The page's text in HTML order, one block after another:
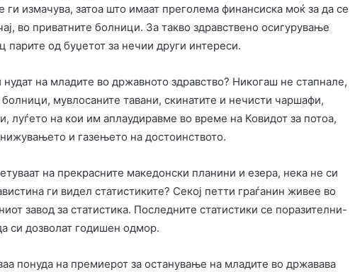
измачува, затоа што имаат преголема финансиска моќ за да се
во приватните болници. За такво здравствено осигурување
парите од буџетот за нечии други интереси.
на младите во државното здравство? Никогаш не стапнале,
мувлосаните тавани, скинатите и нечисти чаршафи,
луѓето на кои им аплаудиравме во време на Ковидот за потоа,
и газењето на достоинството.
на прекрасните македонски планини и езера, нека не си
ги видел статистиките? Секој петти граѓанин живее во
завод за статистика. Последните статистики се поразителни-
си дозволат годишен одмор.
понуда на премиерот за останување на младите во државава